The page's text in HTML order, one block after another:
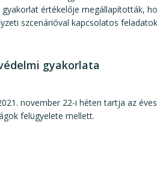
értékelője megállapították,
szcenárióval kapcsolatos
gyakorlata
november 22-i héten tartja az éves
felügyelete mellett.